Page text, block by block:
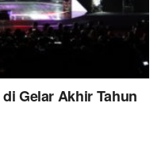
Gelar Akhir Tahun